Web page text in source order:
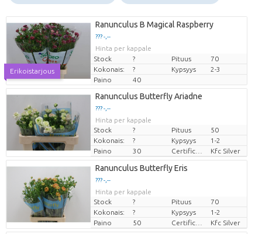
Erikoistarjous
Ranunculus B Magical Raspberry
??? -,--
Hinta per kappale
Stock
? Pituus
70
Kokonais:
? Kypsyys
2-3
Paino
40
Ranunculus Butterfly Ariadne
??? -,--
Hinta per kappale
Stock
? Pituus
50
Kokonais:
? Kypsyys
1-2
Paino
30 Kfc Silver
Ranunculus Butterfly Eris
??? -,--
Hinta per kappale
Stock
? Pituus
70
Kokonais:
? Kypsyys
1-2
Paino
50 Kfc Silver